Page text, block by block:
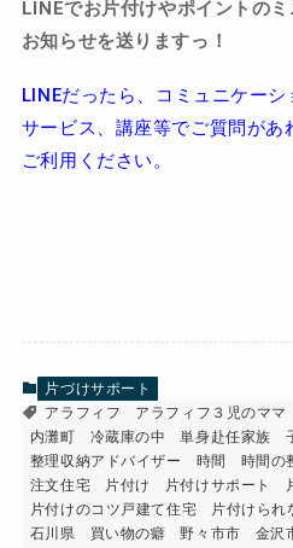
LINEでお片付けやポイントの
お知らせを送りますっ！
LINEだったら、コミュニケーシ
サービス、講座等でご質問があ
ご利用ください。
片づけサポート
アラフィフ
アラフィフ３児のママ
内灘町
冷蔵庫の中 単身赴任家族
整理収納アドバイザー
時間 時間の
注文住宅
片付け 片付けサポート
片付けのコツ戸建て住宅
片付けられ
石川県
買い物の癖 野々市市
金沢